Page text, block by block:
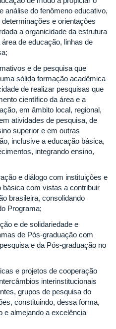
análise do fenômeno educativo,
e orientações
a organicidade da estrutura
de educação, linhas de
e de pesquisa que
sólida formação acadêmica
de realizar pesquisas que
científico da área e a
em âmbito local, regional,
atividades de pesquisa, de
superior e em outras
inclusive a educação básica,
integrando ensino,
e diálogo com instituições e
básica com vistas a contribuir
brasileira, consolidando
Programa;
e de solidariedade e
de Pós-graduação com
e da Pós-graduação no
e projetos de cooperação
interinstitucionais
grupos de pesquisa do
constituindo, dessa forma,
e almejando a excelência